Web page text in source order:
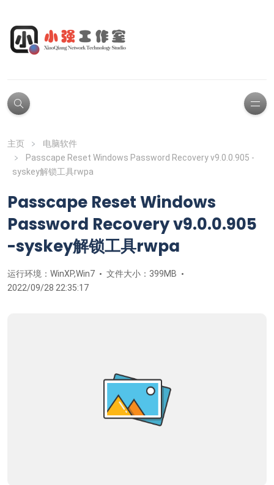
主页
电脑软件
Passcape Reset Windows Password Recovery v9.0.0.905 -
syskey解锁工具rwpa
Passcape Reset Windows
Password Recovery v9.0.0.905
-syskey解锁工具rwpa
运行环境：WinXP,Win7
文件大小：399MB
2022/09/28 22:35:17